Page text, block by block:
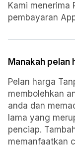
Kami menerima
pembayaran
Manakah pelan
Pelan harga
membolehkan
anda dan
lama yang
penciap.
memanfaatkan